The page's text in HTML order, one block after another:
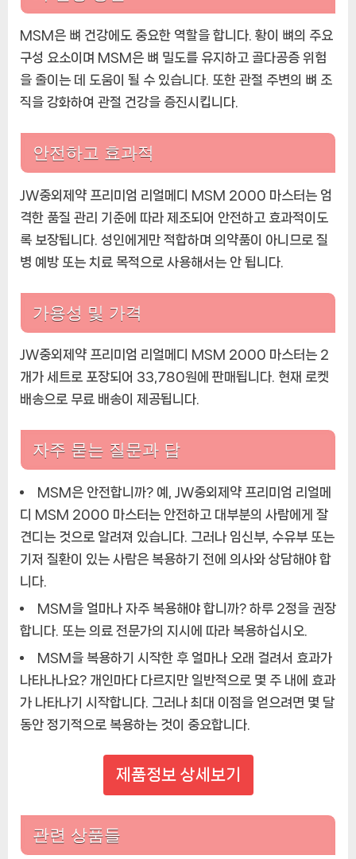
MSM은 뼈 건강에도 중요한 역할을 합니다. 황이 뼈의 주요
구성 요소이며 MSM은 뼈 밀도를 유지하고 골다공증 위험
을 줄이는 데 도움이 될 수 있습니다. 또한 관절 주변의 뼈 조
직을 강화하여 관절 건강을 증진시킵니다.
안전하고 효과적
JW중외제약 프리미엄 리얼메디 MSM 2000 마스터는 엄
격한 품질 관리 기준에 따라 제조되어 안전하고 효과적이도
록 보장됩니다. 성인에게만 적합하며 의약품이 아니므로 질
병 예방 또는 치료 목적으로 사용해서는 안 됩니다.
가용성 및 가격
JW중외제약 프리미엄 리얼메디 MSM 2000 마스터는 2
개가 세트로 포장되어 33,780원에 판매됩니다. 현재 로켓
배송으로 무료 배송이 제공됩니다.
자주 묻는 질문과 답
MSM은 안전합니까? 예, JW중외제약 프리미엄 리얼메
디 MSM 2000 마스터는 안전하고 대부분의 사람에게 잘
견디는 것으로 알려져 있습니다. 그러나 임신부, 수유부 또는
기저 질환이 있는 사람은 복용하기 전에 의사와 상담해야 합
니다.
MSM을 얼마나 자주 복용해야 합니까? 하루 2정을 권장
합니다. 또는 의료 전문가의 지시에 따라 복용하십시오.
MSM을 복용하기 시작한 후 얼마나 오래 걸려서 효과가
나타나나요? 개인마다 다르지만 일반적으로 몇 주 내에 효과
가 나타나기 시작합니다. 그러나 최대 이점을 얻으려면 몇 달
동안 정기적으로 복용하는 것이 중요합니다.
제품정보 상세보기
관련 상품들